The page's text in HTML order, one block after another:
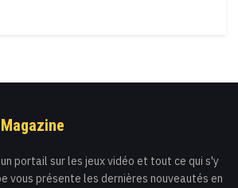
portail sur les jeux vidéo et tout ce qui s'y
vous présente les dernières nouveautés en